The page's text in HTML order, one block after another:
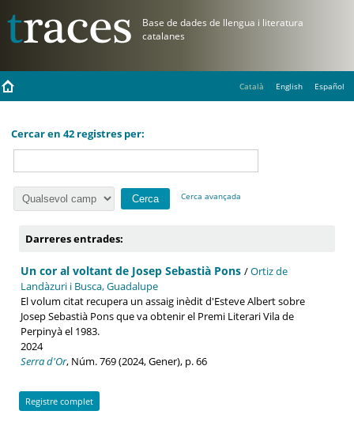
Català English Español
Cercar en 42 registres per:
Cerca avançada
Darreres entrades:
Un cor al voltant de Josep Sebastià Pons /Ortiz de
Landàzuri i Busca, Guadalupe
El volum citat recupera un assaig inèdit d'Esteve Albert sobre
Josep Sebastià Pons que va obtenir el Premi Literari Vila de
Perpinyà el 1983.
2024
Serra d'Or, Núm. 769 (2024, Gener), p. 66
Registre complet